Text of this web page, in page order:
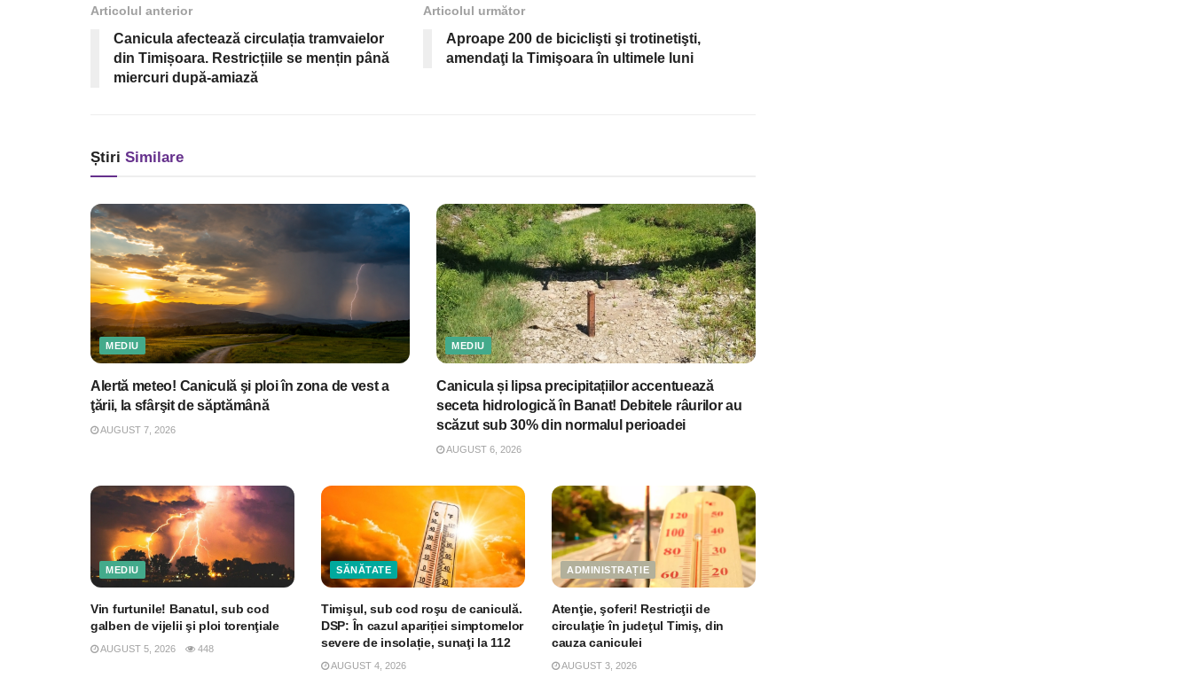
Articolul anterior
Canicula afectează circulația tramvaielor
din Timișoara. Restricțiile se mențin până
miercuri după-amiază
Articolul următor
Aproape 200 de biciclişti şi trotinetişti,
amendaţi la Timişoara în ultimele luni
Știri Similare
MEDIU
Alertă meteo! Caniculă şi ploi în zona de vest a
ţării, la sfârşit de săptămână
AUGUST 7, 2026
MEDIU
Canicula și lipsa precipitațiilor accentuează
seceta hidrologică în Banat! Debitele râurilor au
scăzut sub 30% din normalul perioadei
AUGUST 6, 2026
MEDIU
Vin furtunile! Banatul, sub cod
galben de vijelii şi ploi torenţiale
AUGUST 5, 2026 448
SĂNĂTATE
Timişul, sub cod roşu de caniculă.
DSP: În cazul apariției simptomelor
severe de insolație, sunaţi la 112
AUGUST 4, 2026
ADMINISTRAȚIE
Atenţie, şoferi! Restricţii de
circulaţie în judeţul Timiş, din
cauza caniculei
AUGUST 3, 2026